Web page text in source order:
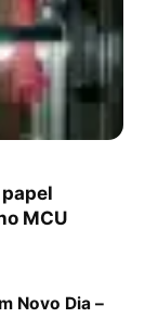
MCU
Novo Dia –